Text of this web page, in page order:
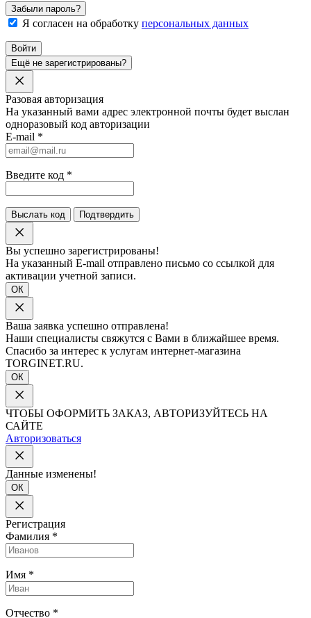
Забыли пароль?
Я согласен на обработку персональных данных
Войти
Ещё не зарегистрированы?
Разовая авторизация
На указанный вами адрес электронной почты будет выслан
одноразовый код авторизации
E-mail *
Введите код *
Выслать код Подтвердить
Вы успешно зарегистрированы!
На указанный E-mail отправлено письмо со ссылкой для
активации учетной записи.
ОК
Ваша заявка успешно отправлена!
Наши специалисты свяжутся с Вами в ближайшее время.
Спасибо за интерес к услугам интернет-магазина
TORGINET.RU.
ОК
ЧТОБЫ ОФОРМИТЬ ЗАКАЗ, АВТОРИЗУЙТЕСЬ НА
САЙТЕ
Авторизоваться
Данные изменены!
ОК
Регистрация
Фамилия *
Имя *
Отчество *